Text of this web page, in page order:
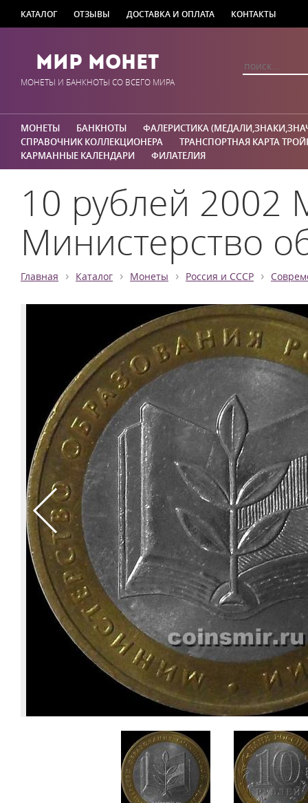
КАТАЛОГ ОТЗЫВЫ ДОСТАВКА И ОПЛАТА КОНТАКТЫ
Мир Монет
МОНЕТЫ И БАНКНОТЫ СО ВСЕГО МИРА
МОНЕТЫ БАНКНОТЫ
ФАЛЕРИСТИКА
СПРАВОЧНИК КОЛЛЕКЦИОНЕРА
ТРАНСПОРТНАЯ КАРТА
КАРМАННЫЕ КАЛЕНДАРИ
ФИЛАТЕЛИЯ
10 рублей 2002
Министерство
Главная › Каталог › Монеты › Россия и СССР ›